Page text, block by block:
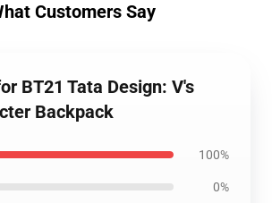
Customers Say
BT21 Tata Design: V's
Backpack
100%
0%